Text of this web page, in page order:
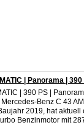
| Panorama | 390
| 390 PS |
Benz C 43
2019, hat aktuell
Benzinmotor mit